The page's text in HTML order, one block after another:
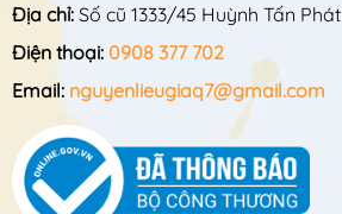
Địa chỉ: Số cũ 1333/45 Huỳnh Tấn Phát
Điện thoại: 0908 377 702
Email: nguyenlieugiaq7@gmail.com